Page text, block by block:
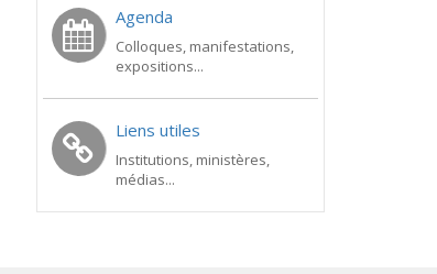
Agenda
Colloques, manifestations,
expositions...
Liens utiles
Institutions, ministères,
médias...